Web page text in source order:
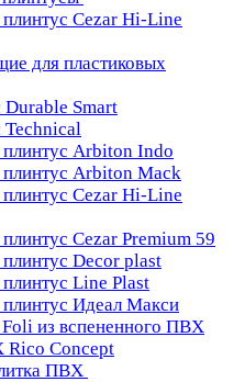
Cezar Hi-Line
для пластиковых
Smart
Arbiton Indo
Arbiton Mack
Cezar Hi-Line
Cezar Premium 59
Decor plast
Line Plast
Идеал Макси
Foli из вспененного ПВХ
Concept
ПВХ